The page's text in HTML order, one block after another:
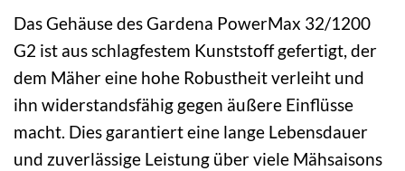
Das Gehäuse des Gardena PowerMax 32/1200
G2 ist aus schlagfestem Kunststoff gefertigt, der
dem Mäher eine hohe Robustheit verleiht und
ihn widerstandsfähig gegen äußere Einflüsse
macht. Dies garantiert eine lange Lebensdauer
und zuverlässige Leistung über viele Mähsaisons